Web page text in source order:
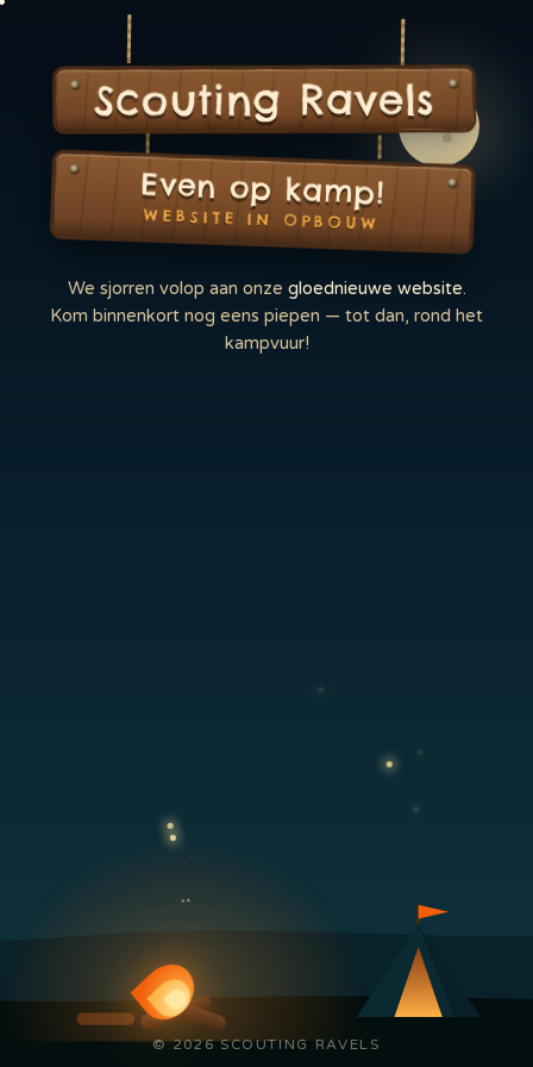
Scouting Ravels
Even op kamp!
WEBSITE IN OPBOUW
We sjorren volop aan onze gloednieuwe website.
Kom binnenkort nog eens piepen — tot dan, rond het
kampvuur!
© 2026 SCOUTING RAVELS